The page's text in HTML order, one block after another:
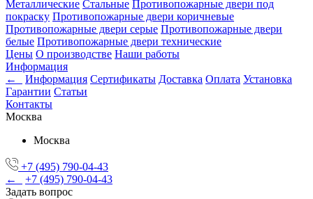
Металлические Стальные Противопожарные двери под
покраску Противопожарные двери коричневые
Противопожарные двери серые Противопожарные двери
белые Противопожарные двери технические
Цены О производстве Наши работы
Информация
←
Информация Сертификаты Доставка Оплата Установка
Гарантии Статьи
Контакты
Москва
Москва
+7 (495) 790-04-43
←
+7 (495) 790-04-43
Задать вопрос